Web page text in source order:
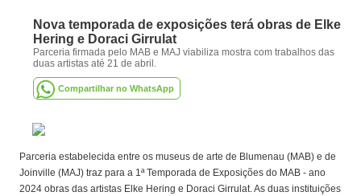
Nova temporada de exposições terá obras de Elke
Hering e Doraci Girrulat
Parceria firmada pelo MAB e MAJ viabiliza mostra com trabalhos das
duas artistas até 21 de abril.
Compartilhar no WhatsApp
Parceria estabelecida entre os museus de arte de Blumenau (MAB) e de
Joinville (MAJ) traz para a 1ª Temporada de Exposições do MAB - ano
2024 obras das artistas Elke Hering e Doraci Girrulat. As duas instituições